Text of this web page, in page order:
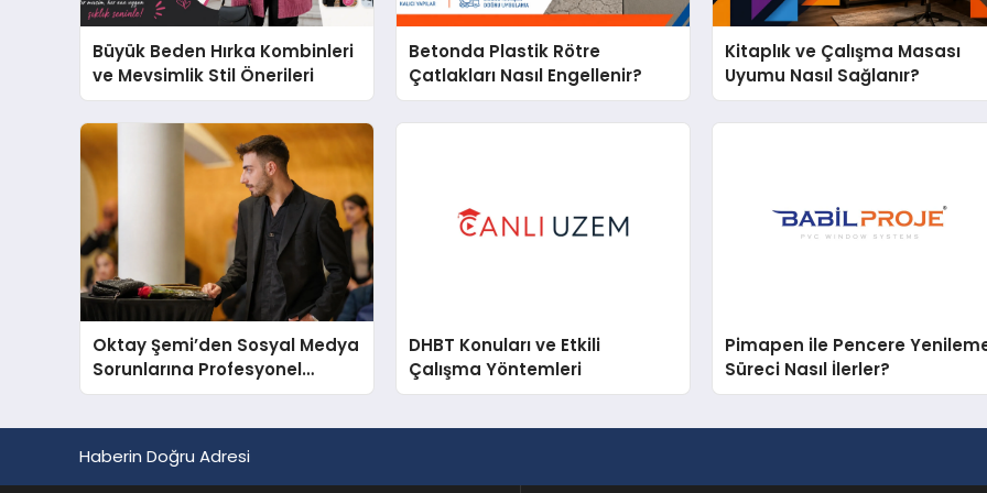
Büyük Beden Hırka Kombinleri
ve Mevsimlik Stil Önerileri
Betonda Plastik Rötre
Çatlakları Nasıl Engellenir?
Kitaplık ve Çalışma Masası
Uyumu Nasıl Sağlanır?
Oktay Şemi’den Sosyal Medya
Sorunlarına Profesyonel
Müdahale ve Hızlı Çözüm
DHBT Konuları ve Etkili
Çalışma Yöntemleri
Pimapen ile Pencere
Süreci Nasıl İlerler?
Haberin Doğru Adresi